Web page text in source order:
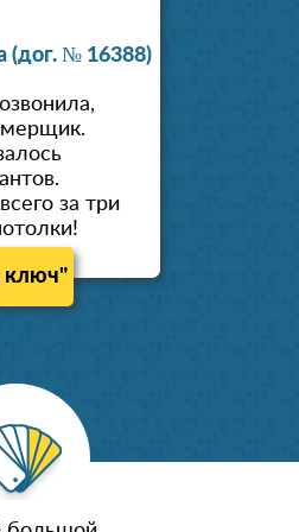
(дог. № 16388)
за три
ключ"